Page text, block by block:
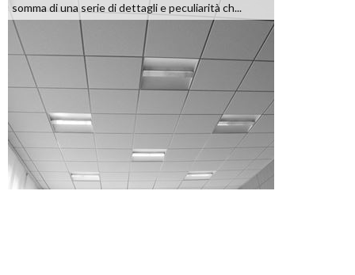
somma di una serie di dettagli e peculiarità ch...